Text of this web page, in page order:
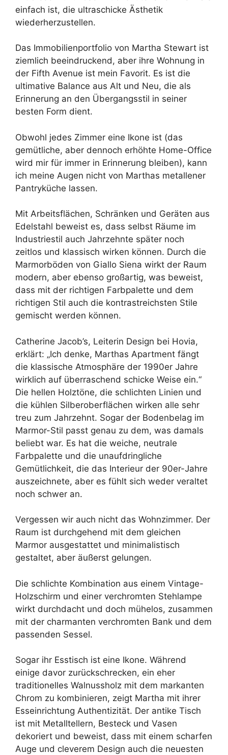
einfach ist, die ultraschicke Ästhetik
wiederherzustellen.
Das Immobilienportfolio von Martha Stewart ist
ziemlich beeindruckend, aber ihre Wohnung in
der Fifth Avenue ist mein Favorit. Es ist die
ultimative Balance aus Alt und Neu, die als
Erinnerung an den Übergangsstil in seiner
besten Form dient.
Obwohl jedes Zimmer eine Ikone ist (das
gemütliche, aber dennoch erhöhte Home-Office
wird mir für immer in Erinnerung bleiben), kann
ich meine Augen nicht von Marthas metallener
Pantryküche lassen.
Mit Arbeitsflächen, Schränken und Geräten aus
Edelstahl beweist es, dass selbst Räume im
Industriestil auch Jahrzehnte später noch
zeitlos und klassisch wirken können. Durch die
Marmorböden von Giallo Siena wirkt der Raum
modern, aber ebenso großartig, was beweist,
dass mit der richtigen Farbpalette und dem
richtigen Stil auch die kontrastreichsten Stile
gemischt werden können.
Catherine Jacob’s, Leiterin Design bei Hovia,
erklärt: „Ich denke, Marthas Apartment fängt
die klassische Atmosphäre der 1990er Jahre
wirklich auf überraschend schicke Weise ein.“
Die hellen Holztöne, die schlichten Linien und
die kühlen Silberoberflächen wirken alle sehr
treu zum Jahrzehnt. Sogar der Bodenbelag im
Marmor-Stil passt genau zu dem, was damals
beliebt war. Es hat die weiche, neutrale
Farbpalette und die unaufdringliche
Gemütlichkeit, die das Interieur der 90er-Jahre
auszeichnete, aber es fühlt sich weder veraltet
noch schwer an.
Vergessen wir auch nicht das Wohnzimmer. Der
Raum ist durchgehend mit dem gleichen
Marmor ausgestattet und minimalistisch
gestaltet, aber äußerst gelungen.
Die schlichte Kombination aus einem Vintage-
Holzschirm und einer verchromten Stehlampe
wirkt durchdacht und doch mühelos, zusammen
mit der charmanten verchromten Bank und dem
passenden Sessel.
Sogar ihr Esstisch ist eine Ikone. Während
einige davor zurückschrecken, ein eher
traditionelles Walnussholz mit dem markanten
Chrom zu kombinieren, zeigt Martha mit ihrer
Esseinrichtung Authentizität. Der antike Tisch
ist mit Metalltellern, Besteck und Vasen
dekoriert und beweist, dass mit einem scharfen
Auge und cleverem Design auch die neuesten